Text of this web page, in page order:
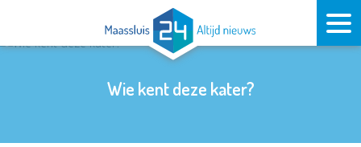
Wie kent deze kater?